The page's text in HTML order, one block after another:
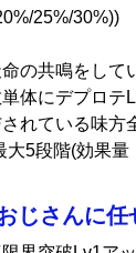
25%/30%))
命の共鳴をして
体にデプロテ
れている味方
大5段階(効果
じさんに